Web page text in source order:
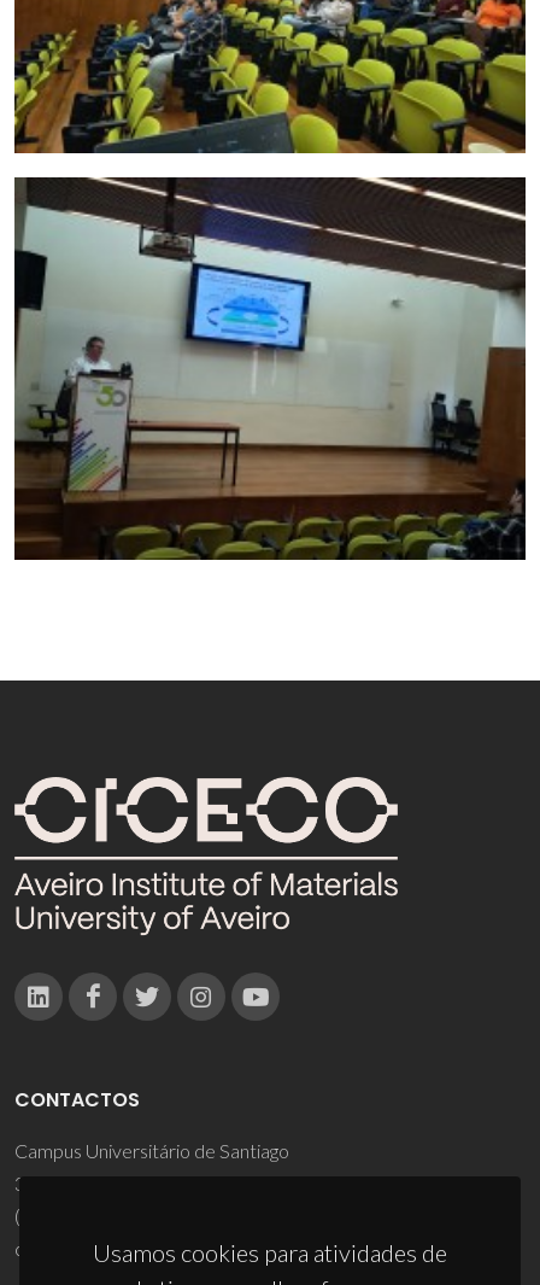
Usamos cookies para atividades de
CONTACTOS
Campus Universitário de Santiago
3810-193 Aveiro - Portugal
(+351) 234 370 200
ciceco@ua.pt